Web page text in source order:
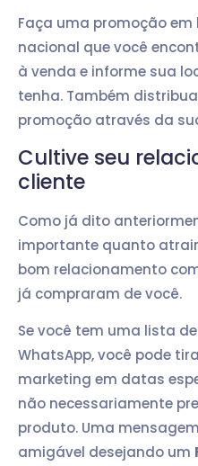
Faça uma promoção
nacional que você
à venda e informe sua
tenha. Também
promoção através da
Cultive seu
cliente
Como já dito
importante quanto
bom relacionamento
já compraram de você.
Se você tem uma lista
WhatsApp, você pode
marketing em datas
não necessariamente
produto. Uma
amigável desejando um